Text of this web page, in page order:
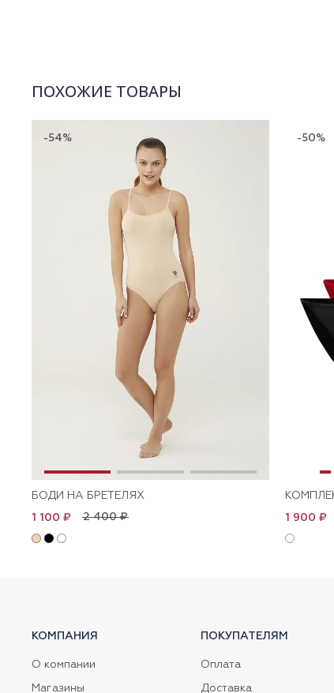
ПОХОЖИЕ ТОВАРЫ
-54%
БОДИ НА БРЕТЕЛЯХ
2 400 ₽
1 100 ₽
-50%
1 900 ₽
КОМПАНИЯ
О компании
Магазины
ПОКУПАТЕЛЯМ
Оплата
Доставка